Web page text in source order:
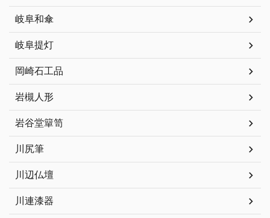
岐阜和傘
岐阜提灯
岡崎石工品
岩槻人形
岩谷堂簞笥
川尻筆
川辺仏壇
川連漆器